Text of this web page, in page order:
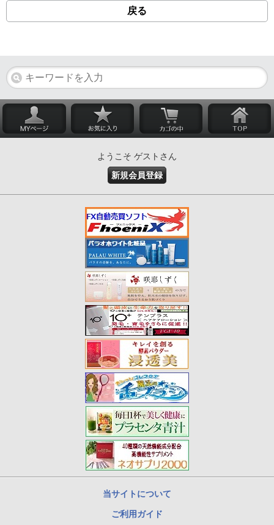
戻る
ようこそ ゲストさん
新規会員登録
当サイトについて
ご利用ガイド